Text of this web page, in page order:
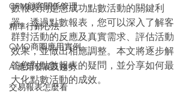
CRM顧客關係管理
精準行銷心法
OMO商圈應用實例
AI應用發展及趨勢
交易報表怎麼看
數報表則是您成功點數活動的關鍵利
器。透過點數報表，您可以深入了解客
群對活動的反應及真實需求、評估活動
效果，並做出相應調整。本文將逐步解
答您對點數報表的疑問，並分享如何最
大化點數活動的成效。